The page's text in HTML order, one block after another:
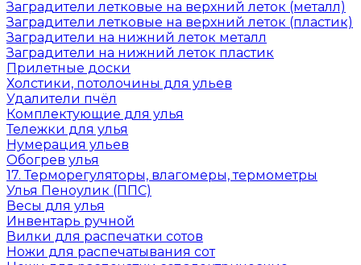
Заградители летковые на верхний леток (металл)
Заградители летковые на верхний леток (пластик)
Заградители на нижний леток металл
Заградители на нижний леток пластик
Прилетные доски
Холстики, потолочины для ульев
Удалители пчёл
Комплектующие для улья
Тележки для улья
Нумерация ульев
Обогрев улья
17. Терморегуляторы, влагомеры, термометры
Улья Пеноулик (ППС)
Весы для улья
Инвентарь ручной
Вилки для распечатки сотов
Ножи для распечатывания сот